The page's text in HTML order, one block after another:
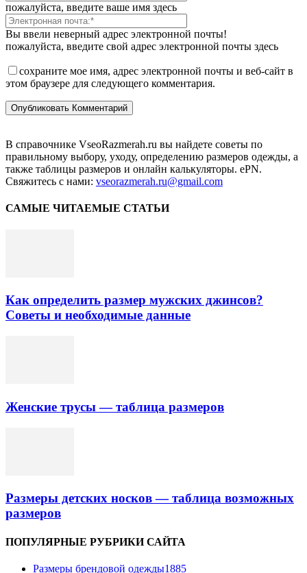
пожалуйста, введите ваше имя здесь
Вы ввели неверный адрес электронной почты!
пожалуйста, введите свой адрес электронной почты здесь
сохраните мое имя, адрес электронной почты и веб-сайт в
этом браузере для следующего комментария.
В справочнике VseoRazmerah.ru вы найдете советы по
правильному выбору, уходу, определению размеров одежды, а
также таблицы размеров и онлайн калькуляторы. ePN.
Свяжитесь с нами: vseorazmerah.ru@gmail.com
САМЫЕ ЧИТАЕМЫЕ СТАТЬИ
Как определить размер мужских джинсов?
Советы и необходимые данные
Женские трусы — таблица размеров
Размеры детских носков — таблица возможных
размеров
ПОПУЛЯРНЫЕ РУБРИКИ САЙТА
Размеры брендовой одежды1885